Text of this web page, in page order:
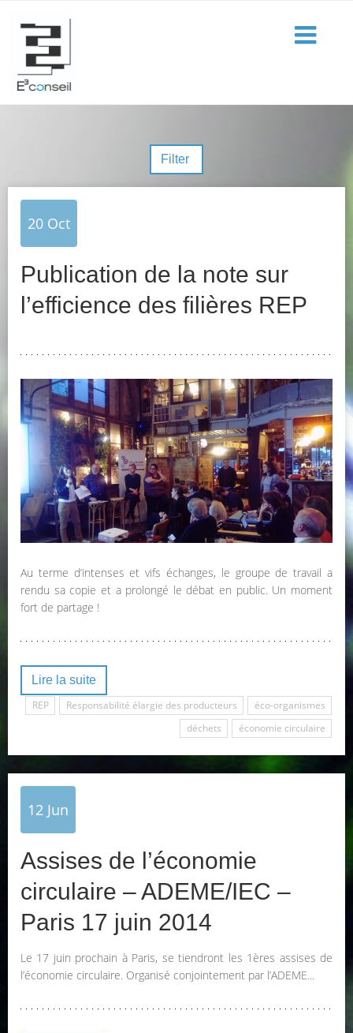
20 Oct
Publication de la note sur
l’efficience des filières REP
Au terme d’intenses et vifs échanges, le groupe de travail a
rendu sa copie et a prolongé le débat en public. Un moment
fort de partage !
Lire la suite
REP
Responsabilité élargie des producteurs
éco-organismes
déchets
économie circulaire
12 Jun
Assises de l’économie
circulaire – ADEME/IEC –
Paris 17 juin 2014
Le 17 juin prochain à Paris, se tiendront les 1ères assises de
l’économie circulaire. Organisé conjointement par l’ADEME...
Filter